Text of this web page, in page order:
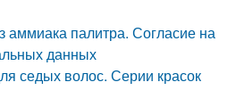
аммиака палитра. Согласие на
данных
седых волос. Серии красок